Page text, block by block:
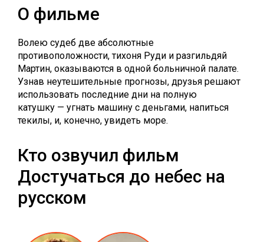
О фильме
Волею судеб две абсолютные
противоположности, тихоня Руди и разгильдяй
Мартин, оказываются в одной больничной палате.
Узнав неутешительные прогнозы, друзья решают
использовать последние дни на полную
катушку — угнать машину с деньгами, напиться
текилы, и, конечно, увидеть море.
Кто озвучил фильм
Достучаться до небес на
русском